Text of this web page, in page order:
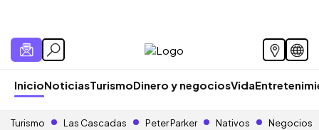
InicioNoticiasTurismoDinero y negociosVida
Turismo Las Cascadas Peter Parker Nativos Negocios